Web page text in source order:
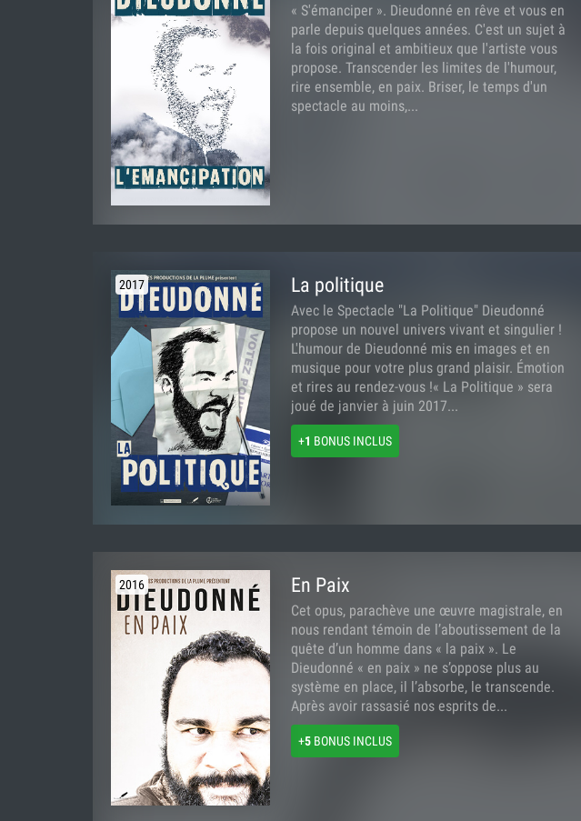
« S'émanciper ». Dieudonné en rêve et vous en
parle depuis quelques années. C'est un sujet à
la fois original et ambitieux que l'artiste vous
propose. Transcender les limites de l'humour,
rire ensemble, en paix. Briser, le temps d'un
spectacle au moins,...
2017 La politique
Avec le Spectacle "La Politique" Dieudonné
propose un nouvel univers vivant et singulier !
L'humour de Dieudonné mis en images et en
musique pour votre plus grand plaisir. Émotion
et rires au rendez-vous !« La Politique » sera
joué de janvier à juin 2017...
+1 BONUS INCLUS
2016 En Paix
Cet opus, parachève une œuvre magistrale, en
nous rendant témoin de l’aboutissement de la
quête d’un homme dans « la paix ». Le
Dieudonné « en paix » ne s’oppose plus au
système en place, il l’absorbe, le transcende.
Après avoir rassasié nos esprits de...
+5 BONUS INCLUS